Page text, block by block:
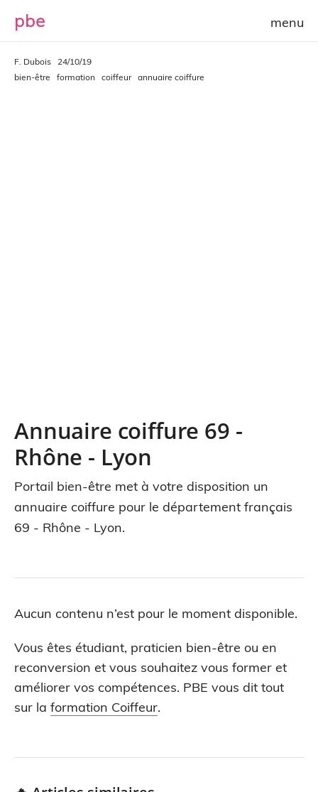
pbe
F. Dubois
24/10/19
bien-être
formation coiffeur annuaire coiffure
Annuaire coiffure 69 -
Rhône - Lyon
Portail bien-être met à votre disposition un
annuaire coiffure pour le département français
69 - Rhône - Lyon.
Aucun contenu n’est pour le moment disponible.
Vous êtes étudiant, praticien bien-être ou en
reconversion et vous souhaitez vous former et
améliorer vos compétences. PBE vous dit tout
sur la formation Coiffeur.